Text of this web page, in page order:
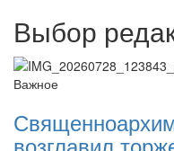
Выбор
Важное